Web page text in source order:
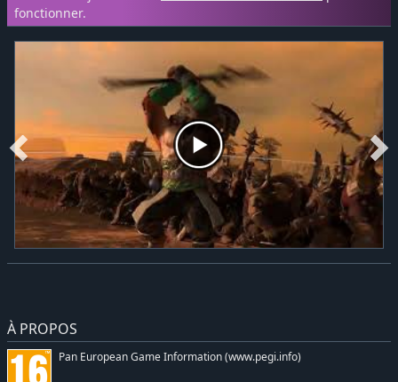
fonctionner.
À PROPOS
Pan European Game Information (www.pegi.info)